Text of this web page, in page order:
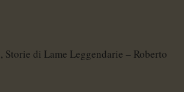
Storie di Lame Leggendarie – Roberto